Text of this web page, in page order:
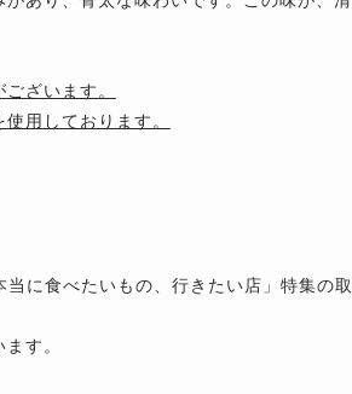
ざいます。
用しております。
に食べたいもの、行きたい店」特集の取
す。